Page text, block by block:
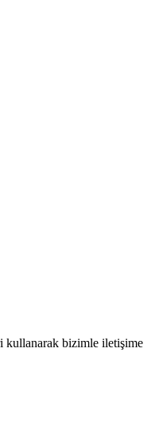
kullanarak bizimle iletişime